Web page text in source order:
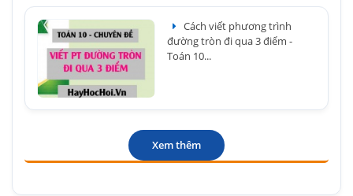
Cách viết phương trình
đường tròn đi qua 3 điểm -
Toán 10...
Xem thêm